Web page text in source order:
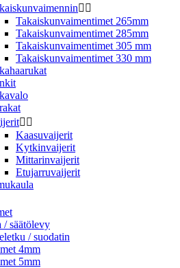
 
Takaiskunvaimentimet 265mm
Takaiskunvaimentimet 285mm
Takaiskunvaimentimet 305 mm
Takaiskunvaimentimet 330 mm
 
Kaasuvaijerit
Kytkinvaijerit
Mittarinvaijerit
Etujarruvaijerit
/ säätölevy
/ suodatin
4mm
5mm